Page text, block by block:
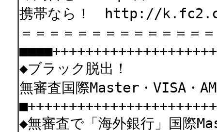
携帯なら！ http://
＝＝＝＝＝＝＝＝＝＝＝＝＝
◆ブラック脱出！
無審査国際Master・VISA・
◆無審査で「海外銀行」国際